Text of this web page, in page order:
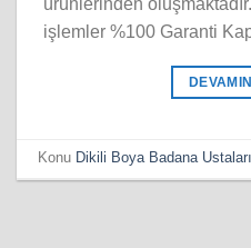
işlemler %100 Garanti
Konu Dikili Boya Badana Ustaları